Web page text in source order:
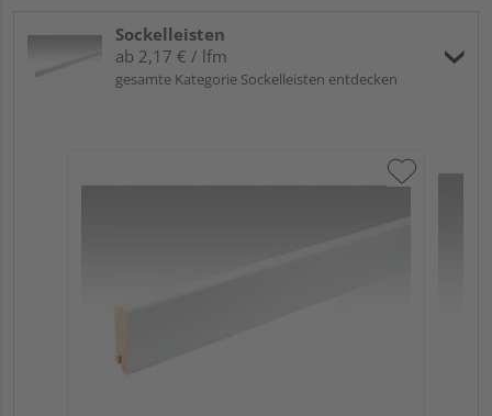
Sockelleisten
ab 2,17 € / lfm
gesamte Kategorie Sockelleisten entdecken